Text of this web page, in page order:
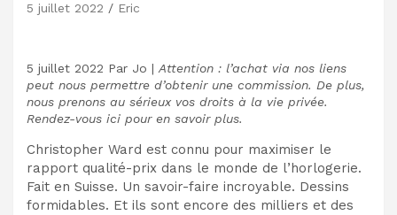
5 juillet 2022 Eric
5 juillet 2022 Par Jo | Attention : l’achat via nos liens
peut nous permettre d’obtenir une commission. De plus,
nous prenons au sérieux vos droits à la vie privée.
Rendez-vous ici pour en savoir plus.
Christopher Ward est connu pour maximiser le
rapport qualité-prix dans le monde de l’horlogerie.
Fait en Suisse. Un savoir-faire incroyable. Dessins
formidables. Et ils sont encore des milliers et des